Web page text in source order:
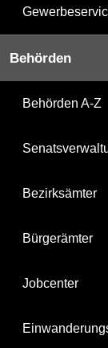
Behörden
Behörden A-Z
Bezirksämter
Bürgerämter
Jobcenter